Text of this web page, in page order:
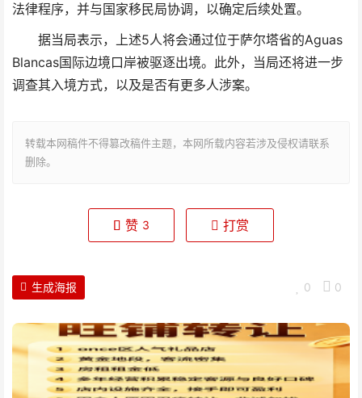
法律程序，并与国家移民局协调，以确定后续处置。
据当局表示，上述5人将会通过位于萨尔塔省的Aguas
Blancas国际边境口岸被驱逐出境。此外，当局还将进一步
调查其入境方式，以及是否有更多人涉案。
转载本网稿件不得篡改稿件主题，本网所载内容若涉及侵权请联系
删除。
赞 3 打赏
0 0
生成海报